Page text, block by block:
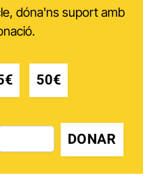
dóna'ns suport amb
50€
DONAR